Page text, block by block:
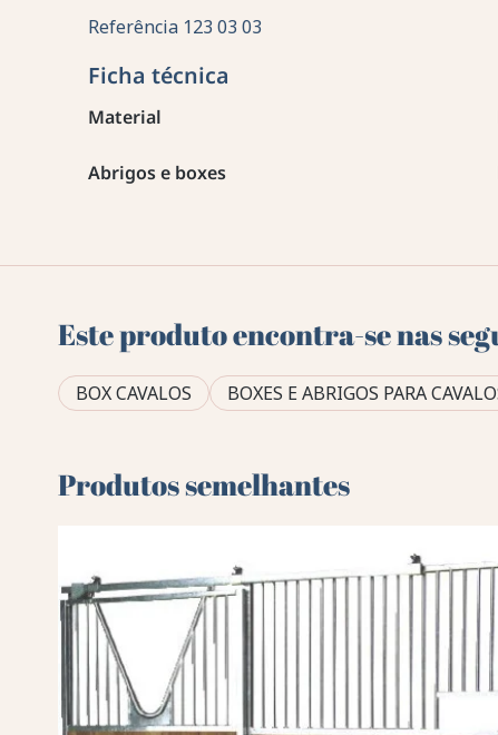
Referência 123 03 03
Ficha técnica
Material
Abrigos e boxes
Este produto encontra-se nas
BOX CAVALOS BOXES E ABRIGOS PARA
Produtos semelhantes